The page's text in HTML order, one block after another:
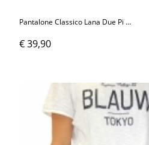
Pantalone Classico Lana Due Pi ...
€ 39,90